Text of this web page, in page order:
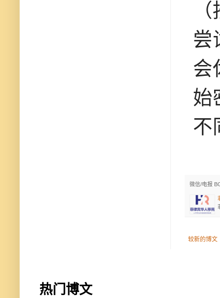
尝
会
始
不
微信/电报
较新的博文
热门博文